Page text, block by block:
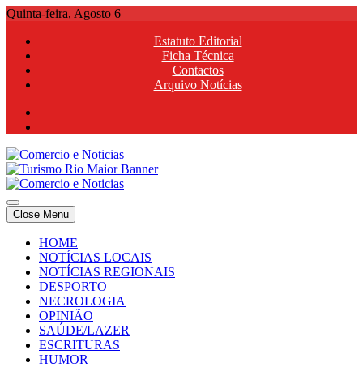
Skip
content
Quinta-feira, Agosto 6
Estatuto Editorial
Ficha Técnica
Contactos
Arquivo Notícias
Comercio e Noticias
Notícias e Publicidade Online
Comercio e Noticias
Notícias e Publicidade Online
Close Menu
HOME
NOTÍCIAS LOCAIS
NOTÍCIAS REGIONAIS
DESPORTO
NECROLOGIA
OPINIÃO
SAÚDE/LAZER
ESCRITURAS
HUMOR